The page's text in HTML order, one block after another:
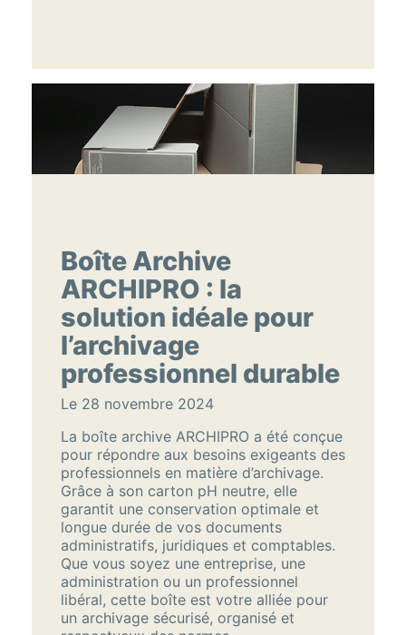
Boîte Archive
ARCHIPRO : la
solution idéale pour
l’archivage
professionnel durable
Le 28 novembre 2024
La boîte archive ARCHIPRO a été conçue
pour répondre aux besoins exigeants des
professionnels en matière d’archivage.
Grâce à son carton pH neutre, elle
garantit une conservation optimale et
longue durée de vos documents
administratifs, juridiques et comptables.
Que vous soyez une entreprise, une
administration ou un professionnel
libéral, cette boîte est votre alliée pour
un archivage sécurisé, organisé et